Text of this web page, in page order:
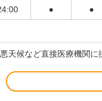
● ●
天候など直接医療機関